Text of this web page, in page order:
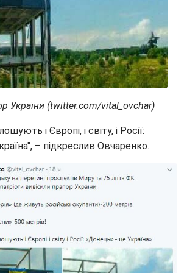
України (twitter.com/vital_ovchar)
і Європі, і світу, і Росії:
– підкреслив Овчаренко.